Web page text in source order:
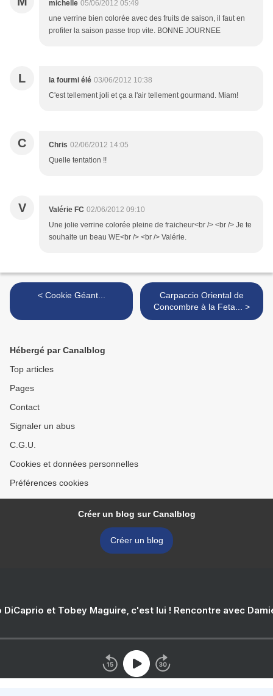
michelle 05/06/2012 05:49
une verrine bien colorée avec des fruits de saison, il faut en
profiter la saison passe trop vite. BONNE JOURNEE
L la fourmi élé 03/06/2012 10:38
C'est tellement joli et ça a l'air tellement gourmand. Miam!
C Chris 02/06/2012 14:05
Quelle tentation !!
V Valérie FC 02/06/2012 09:10
Une jolie verrine colorée pleine de fraicheur<br /> <br /> Je te
souhaite un beau WE<br /> <br /> Valérie.
< Cookie Géant...
Carpaccio Oriental de
Concombre à la Feta... >
Hébergé par Canalblog
Top articles
Pages
Contact
Signaler un abus
C.G.U.
Cookies et données personnelles
Préférences cookies
Créer un blog sur Canalblog
Créer un blog
DiCaprio et Tobey Maguire, c'est lui ! Rencontre avec